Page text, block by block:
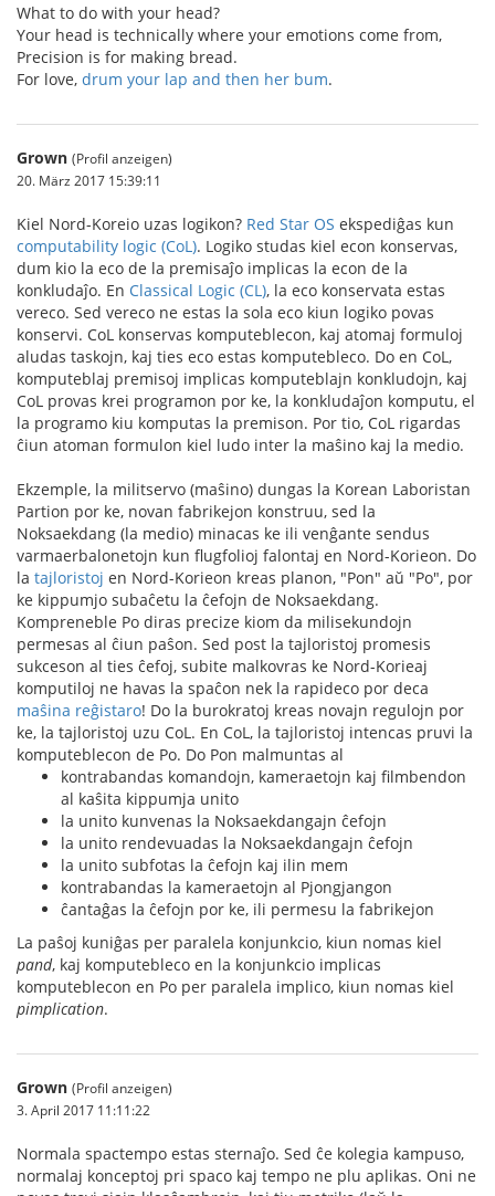
What to do with your head?
Your head is technically where your emotions come from,
Precision is for making bread.
For love, drum your lap and then her bum.
Grown (Profil anzeigen)
20. März 2017 15:39:11
Kiel Nord-Koreio uzas logikon? Red Star OS ekspediĝas kun
computability logic (CoL). Logiko studas kiel econ konservas,
dum kio la eco de la premisaĵo implicas la econ de la
konkludaĵo. En Classical Logic (CL), la eco konservata estas
vereco. Sed vereco ne estas la sola eco kiun logiko povas
konservi. CoL konservas komputeblecon, kaj atomaj formuloj
aludas taskojn, kaj ties eco estas komputebleco. Do en CoL,
komputeblaj premisoj implicas komputeblajn konkludojn, kaj
CoL provas krei programon por ke, la konkludaĵon komputu, el
la programo kiu komputas la premison. Por tio, CoL rigardas
ĉiun atoman formulon kiel ludo inter la maŝino kaj la medio.
Ekzemple, la militservo (maŝino) dungas la Korean Laboristan
Partion por ke, novan fabrikejon konstruu, sed la
Noksaekdang (la medio) minacas ke ili venĝante sendus
varmaerbalonetojn kun flugfolioj falontaj en Nord-Korieon. Do
la tajloristoj en Nord-Korieon kreas planon, "Pon" aŭ "Po", por
ke kippumjo subaĉetu la ĉefojn de Noksaekdang.
Kompreneble Po diras precize kiom da milisekundojn
permesas al ĉiun paŝon. Sed post la tajloristoj promesis
sukceson al ties ĉefoj, subite malkovras ke Nord-Korieaj
komputiloj ne havas la spaĉon nek la rapideco por deca
maŝina reĝistaro! Do la burokratoj kreas novajn regulojn por
ke, la tajloristoj uzu CoL. En CoL, la tajloristoj intencas pruvi la
komputeblecon de Po. Do Pon malmuntas al
kontrabandas komandojn, kameraetojn kaj filmbendon
al kaŝita kippumja unito
la unito kunvenas la Noksaekdangajn ĉefojn
la unito rendevuadas la Noksaekdangajn ĉefojn
la unito subfotas la ĉefojn kaj ilin mem
kontrabandas la kameraetojn al Pjongjangon
ĉantaĝas la ĉefojn por ke, ili permesu la fabrikejon
La paŝoj kuniĝas per paralela konjunkcio, kiun nomas kiel
pand, kaj komputebleco en la konjunkcio implicas
komputeblecon en Po per paralela implico, kiun nomas kiel
pimplication.
Grown (Profil anzeigen)
3. April 2017 11:11:22
Normala spactempo estas sternaĵo. Sed ĉe kolegia kampuso,
normalaj konceptoj pri spaco kaj tempo ne plu aplikas. Oni ne